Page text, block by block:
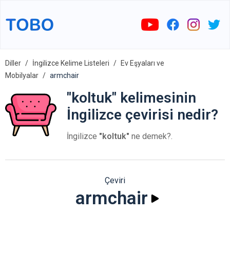
Diller İngilizce Kelime Listeleri
Ev Eşyaları ve
Mobilyalar
armchair
"koltuk" kelimesinin
İngilizce çevirisi nedir?
İngilizce "koltuk" ne demek?.
Çeviri
armchair